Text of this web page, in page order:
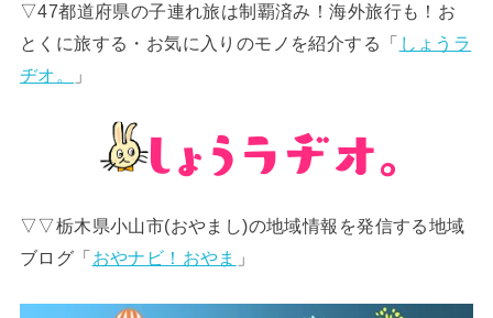
▽47都道府県の子連れ旅は制覇済み！海外旅行も！お
とくに旅する・お気に入りのモノを紹介する「 しょうラ
ヂオ。
」
▽▽栃木県小山市(おやまし)の地域情報を発信する地域
ブログ「 おやナビ！おやま 」